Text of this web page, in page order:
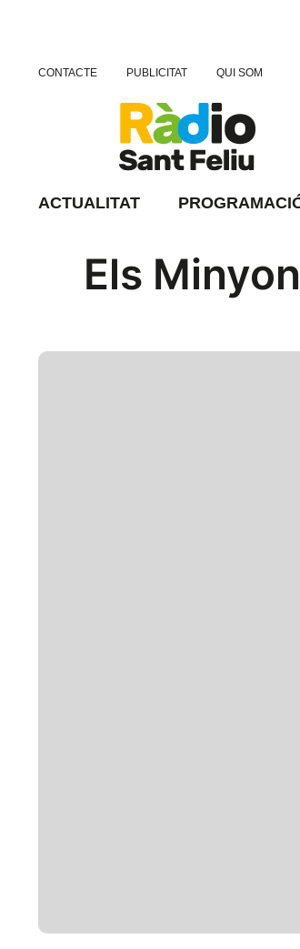
CONTACTE PUBLICITAT QUI SOM
ACTUALITAT
Els